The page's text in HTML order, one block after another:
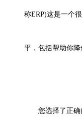
称ERP)这是一个
平，包括帮助你
您选择了正确